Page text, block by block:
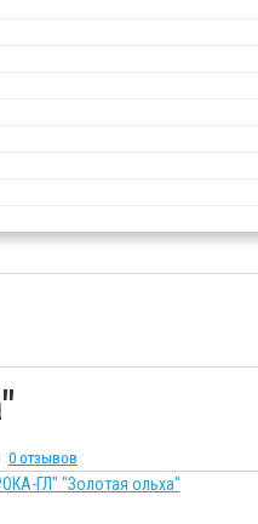
0 отзывов